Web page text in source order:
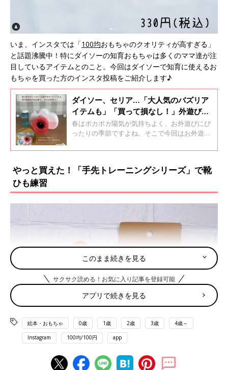
いま、インスタでは「100均おもちゃのクオリティが高すぎる」
と話題沸騰中！特にダイソーの知育おもちゃは多くのママ達が注
目しているアイテムとのこと。今回はダイソーで知育に使えるお
もちゃを買った方のインスタ投稿をご紹介します♪
ダイソー、セリア…「大人気のバズリア
イテムも」「買って損なし！」外遊び用
おもちゃおすすめ5選
春はポカポカ陽気が気持ちよく、お外遊びにぴ
ったりの季節ですよね。そこで今回はお外遊び
の電池式のシャボン玉や、コスパに優れた砂遊
ぞろい♪ ぜひチェックしてみてくださいね。
やっと買えた！「手先トレーニングシリーズ」で靴
ひも練習
このまま続きを見る
サクサク読める！お気に入り記事を登録可能
アプリで続きを見る
絵本・おもちゃ 0歳 1歳 2歳 3歳 4歳～
Instagram 100均/100円 app